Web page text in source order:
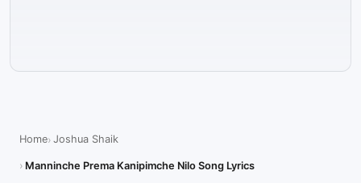
Home Joshua Shaik
Manninche Prema Kanipimche Nilo Song Lyrics